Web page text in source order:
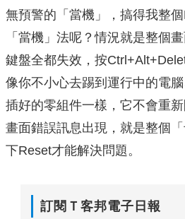
無預警的「當機」，搞得我整
「當機」法呢？情況就是整個
鍵盤全都失效，按
像你不小心去踢到運行中的電
插好的零組件一樣，它不會重
畫面錯誤訊息出現，就是整個
下Reset才能解決問題。
訂閱Ｔ客邦電子日報